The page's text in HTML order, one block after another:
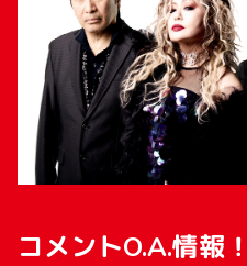
コメントO.A.情報